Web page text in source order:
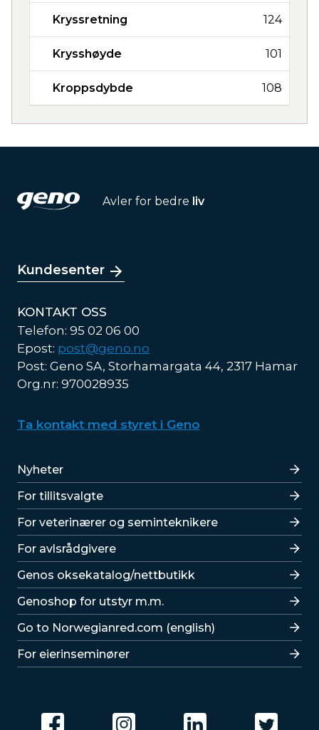
Kryssretning 124
Krysshøyde 101
Kroppsdybde 108
Avler for bedre liv
Kundesenter
KONTAKT OSS
Telefon: 95 02 06 00
Epost: post@geno.no
Post: Geno SA, Storhamargata 44, 2317 Hamar
Org.nr: 970028935
Ta kontakt med styret i Geno
Lenker
Nyheter
For tillitsvalgte
For veterinærer og seminteknikere
For avlsrådgivere
Lenker
Genos oksekatalog/nettbutikk
Genoshop for utstyr m.m.
Go to Norwegianred.com (english)
For eierinseminører